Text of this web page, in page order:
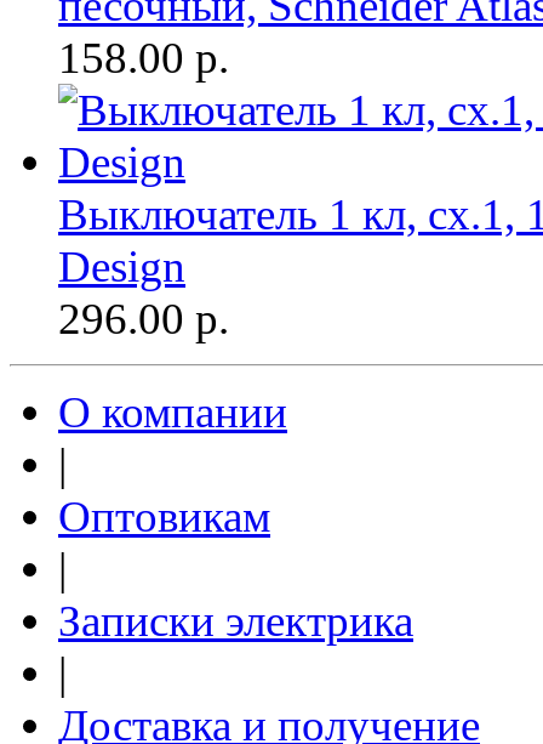
158.00 р.
Выключатель 1 кл,
Design
296.00 р.
О компании
|
Оптовикам
|
Записки электрика
|
Доставка и получение